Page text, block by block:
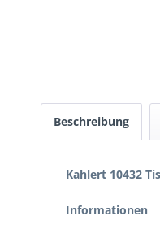
Beschreibung
Kahlert 10432
Informationen